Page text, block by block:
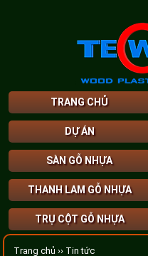
TRANG CHỦ
DỰ ÁN
SÀN GỖ NHỰA
THANH LAM GỖ NHỰA
TRỤ CỘT GỖ NHỰA
Trang chủ ›› Tin tức